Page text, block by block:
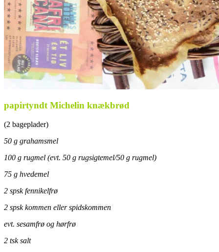
papirtyndt Michelin knækbrød
(2 bageplader)
50 g grahamsmel
100 g rugmel (evt. 50 g rugsigtemel/50 g rugmel)
75 g hvedemel
2 spsk fennikelfrø
2 spsk kommen eller spidskommen
evt. sesamfrø og hørfrø
2 tsk salt